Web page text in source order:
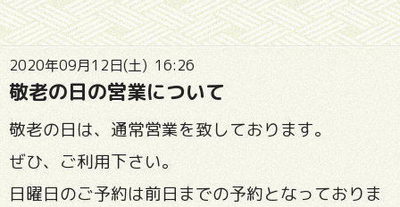
2020年09月12日(土) 16:26
敬老の日の営業について
敬老の日は、通常営業を致しております。
ぜひ、ご利用下さい。
日曜日のご予約は前日までの予約となっておりま